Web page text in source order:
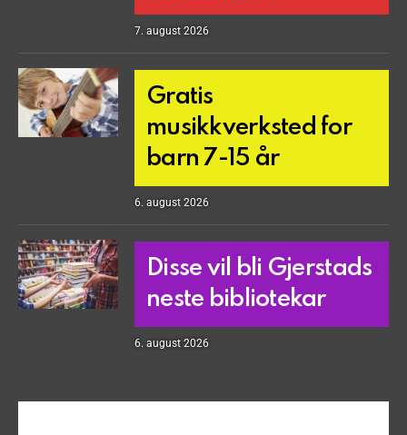
7. august 2026
Gratis
musikkverksted for
barn 7-15 år
6. august 2026
Disse vil bli Gjerstads
neste bibliotekar
6. august 2026